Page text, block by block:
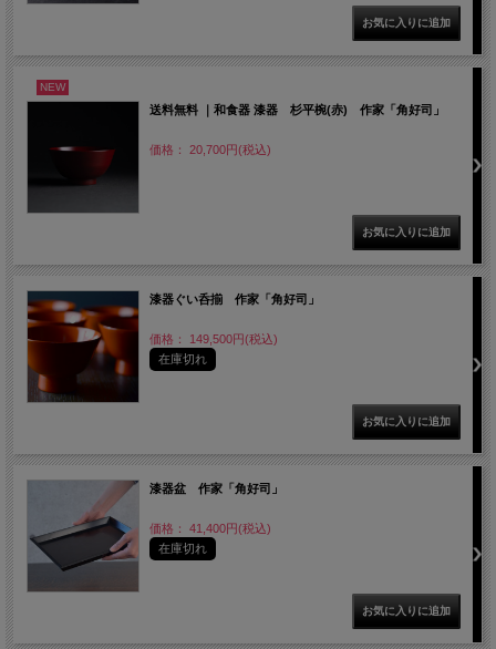
NEW
送料無料 ｜和食器 漆器 杉平椀(赤) 作家「角好司」
価格： 20,700円(税込)
漆器ぐい呑揃 作家「角好司」
価格： 149,500円(税込)
在庫切れ
漆器盆 作家「角好司」
価格： 41,400円(税込)
在庫切れ